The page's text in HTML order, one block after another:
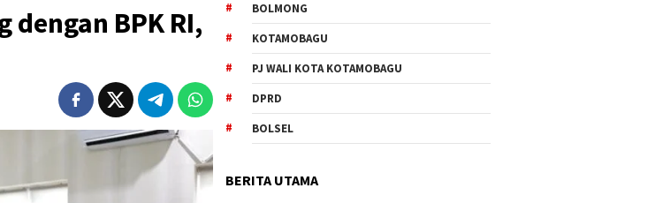
BPK RI,
BOLMONG
KOTAMOBAGU
PJ WALI KOTA KOTAMOBAGU
DPRD
BOLSEL
BERITA UTAMA